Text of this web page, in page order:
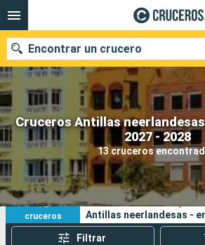
Cruceros Antillas
2027 - 2028
13 cruceros
Encontrar un crucero
Nuestros destinos
Fecha de salida
Puertos
13
cruceros
Sus criterios de búsqueda:
Antillas neerlandesas -
Filtrar